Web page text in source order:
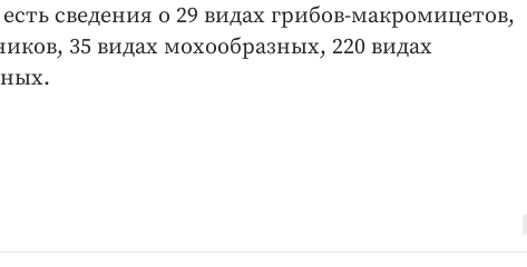
сведения о 29 видах грибов-макромицетов,
35 видах мохообразных, 220 видах